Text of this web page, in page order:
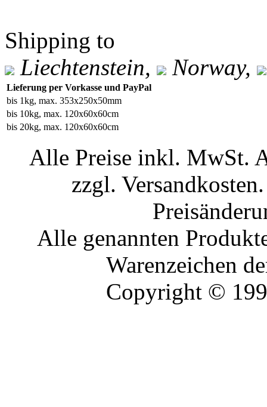
Shipping to
Liechtenstein,
Norway,
Lieferung per Vorkasse und PayPal
bis 1kg, max. 353x250x50mm
bis 10kg, max. 120x60x60cm
bis 20kg, max. 120x60x60cm
Alle Preise inkl. MwSt.
zzgl.
Alle genannten
Warenzeichen
Copyright ©